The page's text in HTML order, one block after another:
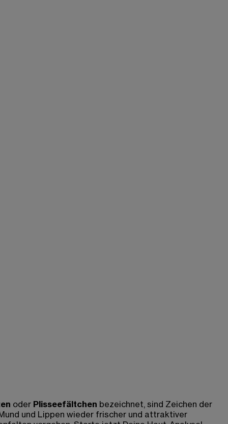
oder Plisseefältchen bezeichnet, sind Zeichen der
und Lippen wieder frischer und attraktiver